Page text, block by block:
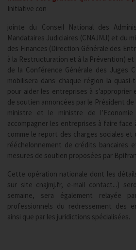
Initiative con
jointe du Conseil National des
Mandataires Judiciaires (CNAJMJ) et du
des Finances (Direction Générale des
à la Restructuration et à la Prévention)
de la Conférence Générale des Juges
mobilisera dans chaque région la
pour aider les entreprises à s’approprier
de soutien annoncées par le Président de
ministre et le ministre de
accompagner les entreprises à faire face
comme le report des charges sociales et
rééchelonnement de crédits bancaires
mesures de soutien proposées par
Cette opération nationale dont les
sur site cnajmj.fr, e-mail contact...)
semaine, sera également relayée
professionnels du redressement des
ainsi que par les juridictions spécialisées.